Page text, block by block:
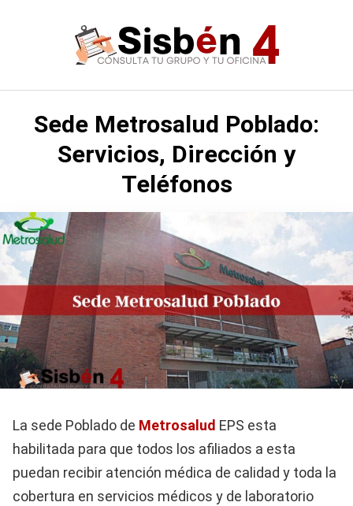
Sede Metrosalud Poblado:
Servicios, Dirección y
Teléfonos
La sede Poblado de Metrosalud EPS esta
habilitada para que todos los afiliados a esta
puedan recibir atención médica de calidad y toda la
cobertura en servicios médicos y de laboratorio